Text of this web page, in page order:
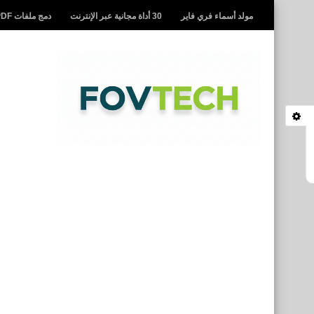
مولد أسماء فري فاير 30 أداة مجانية عبر الإنترنت دمج ملفات PDF